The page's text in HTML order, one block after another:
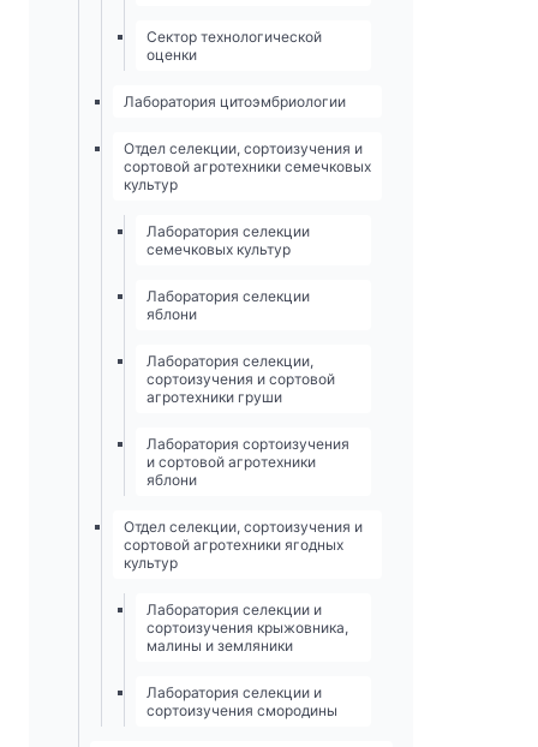
Сектор технологической
оценки
Лаборатория цитоэмбриологии
Отдел селекции, сортоизучения и
сортовой агротехники семечковых
культур
Лаборатория селекции
семечковых культур
Лаборатория селекции
яблони
Лаборатория селекции,
сортоизучения и сортовой
агротехники груши
Лаборатория сортоизучения
и сортовой агротехники
яблони
Отдел селекции, сортоизучения и
сортовой агротехники ягодных
культур
Лаборатория селекции и
сортоизучения крыжовника,
малины и земляники
Лаборатория селекции и
сортоизучения смородины